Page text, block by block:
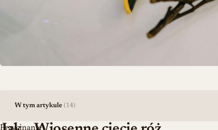
W tym artykule (14)
Przycinanie